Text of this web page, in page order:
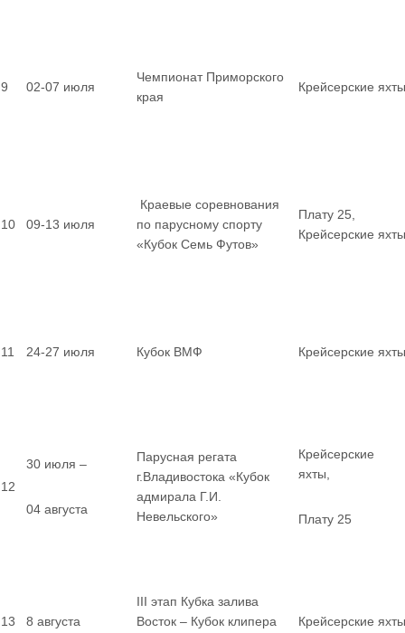
9 02-07 июля
Чемпионат Приморского
края
Крейсерские яхты
10 09-13 июля
Краевые соревнования
по парусному спорту
«Кубок Семь Футов»
Плату 25,
Крейсерские яхты
11 24-27 июля Кубок ВМФ Крейсерские яхты
12
30 июля –
04 августа
Парусная регата
г.Владивостока «Кубок
адмирала Г.И.
Невельского»
Крейсерские
яхты,
Плату 25
13 8 августа
III этап Кубка залива
Восток – Кубок клипера
Крейсерские яхты